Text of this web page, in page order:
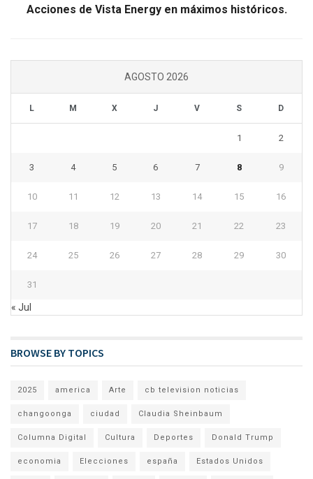
Acciones de Vista Energy en máximos históricos.
AGOSTO 2026
L M X J V S D
1 2
3 4 5 6 7 8 9
10 11 12 13 14 15 16
17 18 19 20 21 22 23
24 25 26 27 28 29 30
31
« Jul
BROWSE BY TOPICS
2025 america Arte cb television noticias
changoonga ciudad Claudia Sheinbaum
Columna Digital Cultura Deportes Donald Trump
economia Elecciones españa Estados Unidos